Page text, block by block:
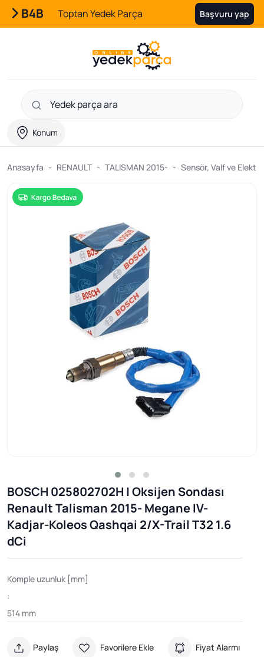
B4B Toptan Yedek Parça Başvuru yap
Konum
Anasayfa RENAULT TALISMAN 2015- Sensör, Valf ve
BOSCH 025802702H | Oksijen Sondası
Renault Talisman 2015- Megane IV-
Kadjar-Koleos Qashqai 2/X-Trail T32 1.6
dCi
Komple uzunluk [mm]
:
514 mm
Paylaş Favorilere Ekle Fiyat Alarmı